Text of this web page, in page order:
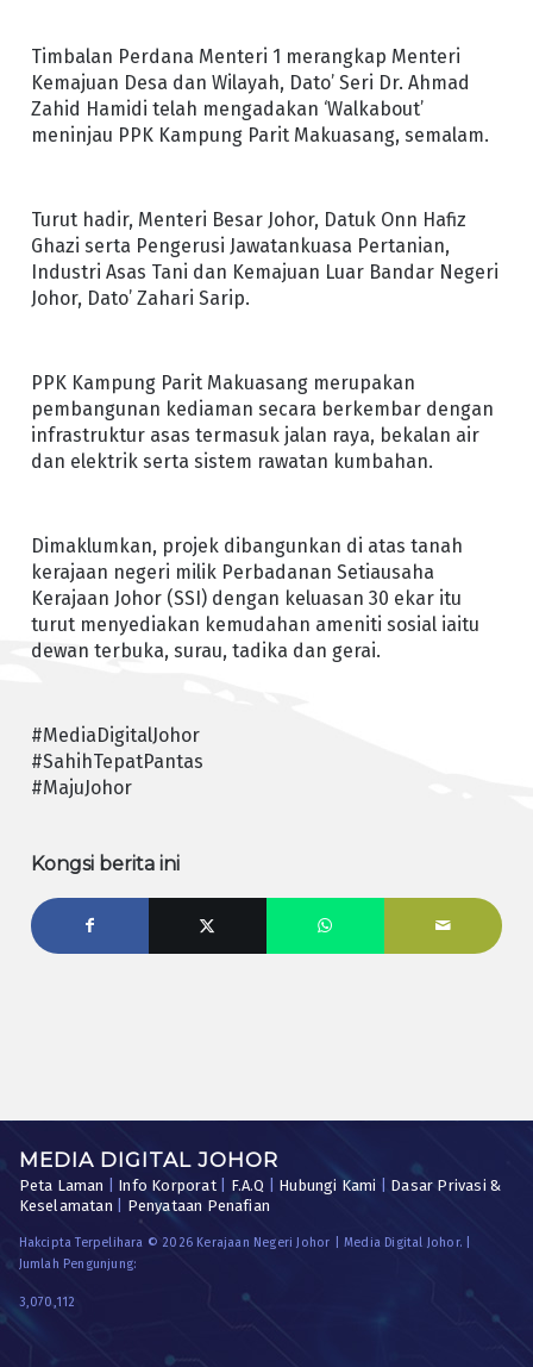
Timbalan Perdana Menteri 1 merangkap Menteri
Kemajuan Desa dan Wilayah, Dato’ Seri Dr. Ahmad
Zahid Hamidi telah mengadakan ‘Walkabout’
meninjau PPK Kampung Parit Makuasang, semalam.
Turut hadir, Menteri Besar Johor, Datuk Onn Hafiz
Ghazi serta Pengerusi Jawatankuasa Pertanian,
Industri Asas Tani dan Kemajuan Luar Bandar Negeri
Johor, Dato’ Zahari Sarip.
PPK Kampung Parit Makuasang merupakan
pembangunan kediaman secara berkembar dengan
infrastruktur asas termasuk jalan raya, bekalan air
dan elektrik serta sistem rawatan kumbahan.
Dimaklumkan, projek dibangunkan di atas tanah
kerajaan negeri milik Perbadanan Setiausaha
Kerajaan Johor (SSI) dengan keluasan 30 ekar itu
turut menyediakan kemudahan ameniti sosial iaitu
dewan terbuka, surau, tadika dan gerai.
#MediaDigitalJohor
#SahihTepatPantas
#MajuJohor
Kongsi berita ini
MEDIA DIGITAL JOHOR
Peta Laman Info Korporat| F.A.Q Hubungi Kami
Dasar Privasi &
Keselamatan
Penyataan Penafian
Hakcipta Terpelihara © 2026 Kerajaan Negeri Johor | Media Digital Johor. |
Jumlah Pengunjung:
3,070,112